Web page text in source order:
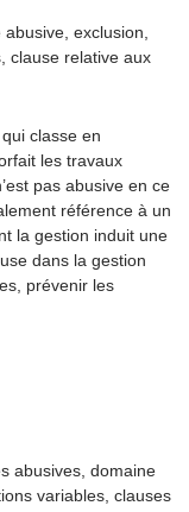
exclusion,
clause relative aux
classe en
les travaux
pas abusive en ce
référence à un
la gestion induit une
dans la gestion
prévenir les
abusives, domaine
variables, clauses